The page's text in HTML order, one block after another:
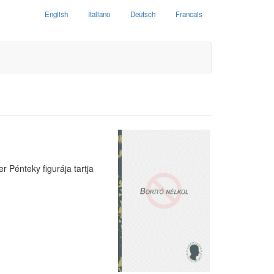
English Italiano Deutsch Francais
Pénteky figurája tartja